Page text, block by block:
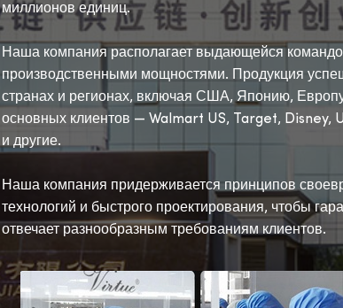
миллионов единиц.
Наша компания располагает выдающейся
производственными мощностями. Продукция
странах и регионах, включая США, Японию,
основных клиентов — Walmart US, Target, Disney,
и другие.
Наша компания придерживается принципов
технологий и быстрого проектирования, чтобы
отвечает разнообразным требованиям клиентов.